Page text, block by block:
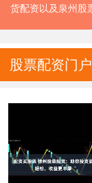
货配资以及泉州股
股票配资门